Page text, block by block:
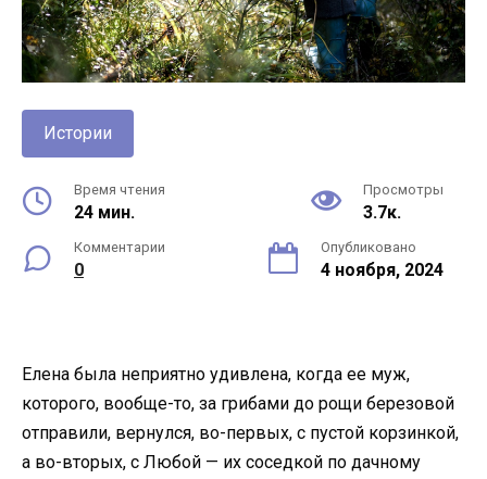
Истории
Время чтения
24 мин.
Просмотры
3.7к.
Комментарии
0
Опубликовано
4 ноября, 2024
Елена была неприятно удивлена, когда ее муж,
которого, вообще-то, за грибами до рощи березовой
отправили, вернулся, во-первых, с пустой корзинкой,
а во-вторых, с Любой — их соседкой по дачному